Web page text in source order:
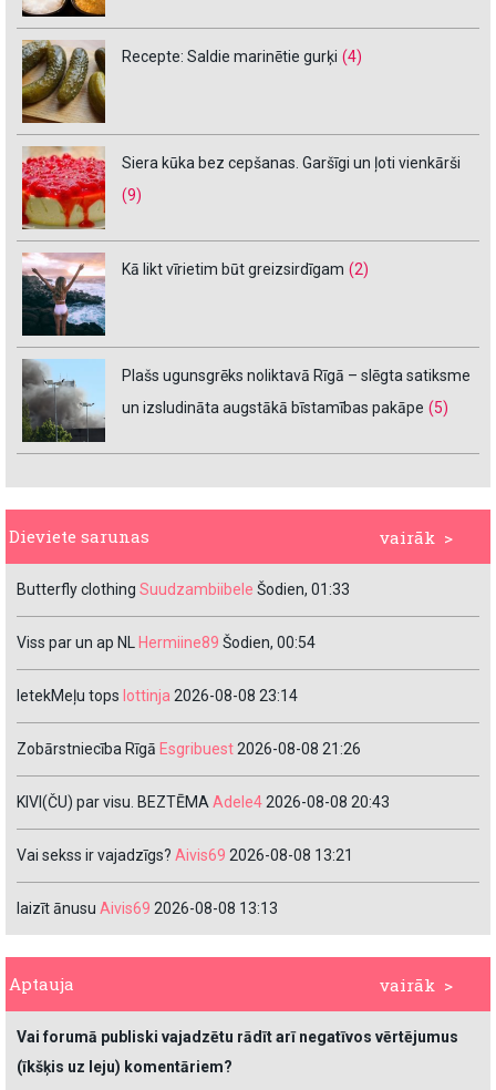
Recepte: Saldie marinētie gurķi (4)
Siera kūka bez cepšanas. Garšīgi un ļoti vienkārši
(9)
Kā likt vīrietim būt greizsirdīgam (2)
Plašs ugunsgrēks noliktavā Rīgā – slēgta satiksme
un izsludināta augstākā bīstamības pakāpe (5)
vairāk >
Dieviete sarunas
Butterfly clothing Suudzambiibele Šodien, 01:33
Viss par un ap NL Hermiine89 Šodien, 00:54
IetekMeļu tops lottinja 2026-08-08 23:14
Zobārstniecība Rīgā Esgribuest 2026-08-08 21:26
KIVI(ČU) par visu. BEZTĒMA Adele4 2026-08-08 20:43
Vai sekss ir vajadzīgs? Aivis69 2026-08-08 13:21
laizīt ānusu Aivis69 2026-08-08 13:13
vairāk >
Aptauja
Vai forumā publiski vajadzētu rādīt arī negatīvos vērtējumus
(īkšķis uz leju) komentāriem?